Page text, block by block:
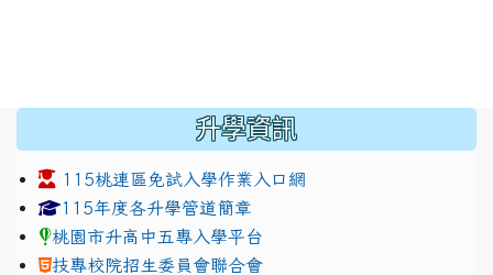
升學資訊
115桃連區免試入學作業入口網
link to https://www.jhjhs.tyc.edu.tw/modules/
115年度各升學管道簡章
桃園市升高中五專入學平台
技專校院招生委員會聯合會